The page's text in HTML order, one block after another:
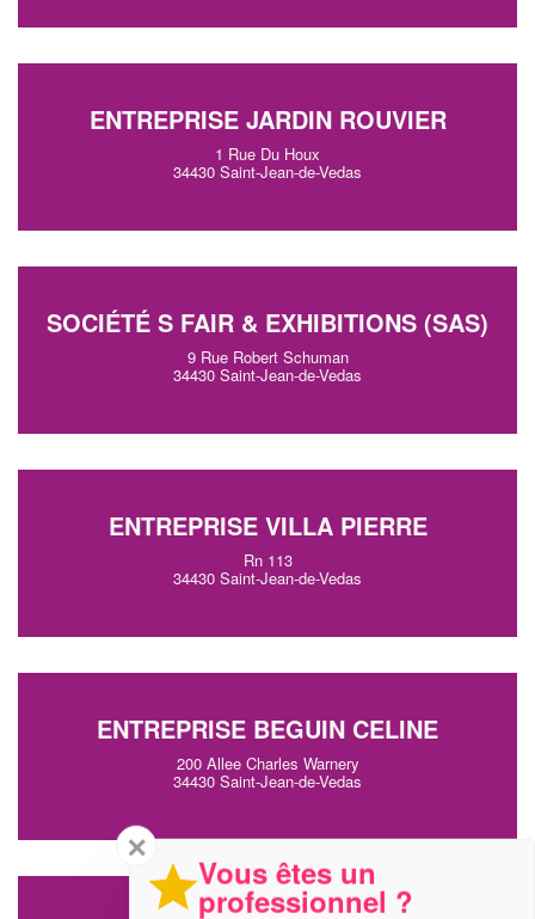
ENTREPRISE JARDIN ROUVIER
1 Rue Du Houx
34430 Saint-Jean-de-Vedas
SOCIÉTÉ S FAIR & EXHIBITIONS (SAS)
9 Rue Robert Schuman
34430 Saint-Jean-de-Vedas
ENTREPRISE VILLA PIERRE
Rn 113
34430 Saint-Jean-de-Vedas
ENTREPRISE BEGUIN CELINE
200 Allee Charles Warnery
34430 Saint-Jean-de-Vedas
✕
Vous êtes un
professionnel ?